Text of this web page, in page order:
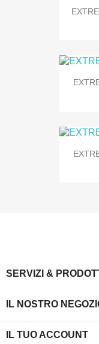
SERVIZI &
IL NOSTRO
IL TUO ACCOUNT